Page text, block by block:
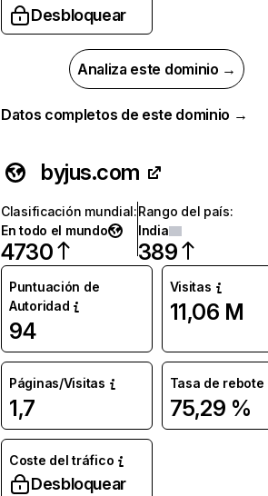
Desbloquear
Analiza este dominio →
Datos completos de este dominio →
byjus.com
Clasificación mundial:
En todo el mundo
4730
Rango del país:
India
389
Puntuación de
Autoridad
94
Visitas
11,06 M
Páginas/Visitas
1,7
Tasa de rebote
75,29 %
Coste del tráfico
Desbloquear